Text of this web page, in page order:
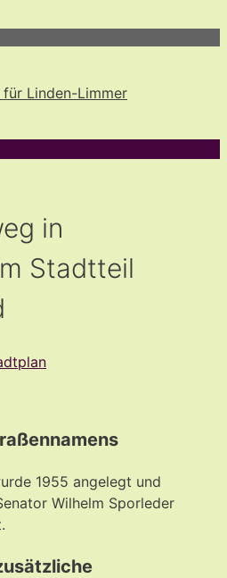
in
Stadtteil
1955 angelegt und
Wilhelm Sporleder